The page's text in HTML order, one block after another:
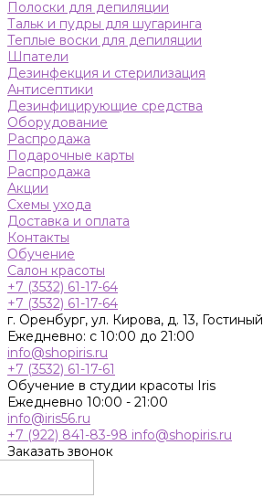
Полоски для депиляции
Тальк и пудры для шугаринга
Теплые воски для депиляции
Шпатели
Дезинфекция и стерилизация
Антисептики
Дезинфицирующие средства
Оборудование
Распродажа
Подарочные карты
Распродажа
Акции
Схемы ухода
Доставка и оплата
Контакты
Обучение
Салон красоты
+7 (3532) 61-17-64
+7 (3532) 61-17-64
г. Оренбург, ул. Кирова, д. 13,
Ежедневно: с 10:00 до 21:00
info@shopiris.ru
+7 (3532) 61-17-61
Обучение в студии красоты Iris
Ежедневно 10:00 - 21:00
info@iris56.ru
+7 (922) 841-83-98 info@shopiris.ru
Заказать звонок